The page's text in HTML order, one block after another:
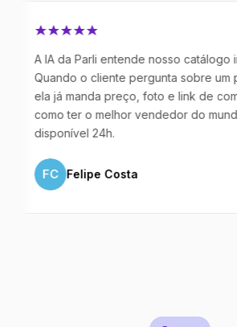
IA da Parli entende nosso catálogo inteiro.
o cliente pergunta sobre um produto,
já manda preço, foto e link de compra. É
ter o melhor vendedor do mundo
24h.
Felipe Costa